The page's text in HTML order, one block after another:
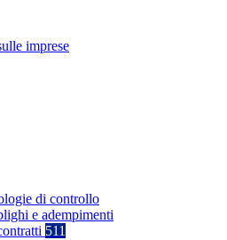
imprese
di controllo
e adempimenti
511